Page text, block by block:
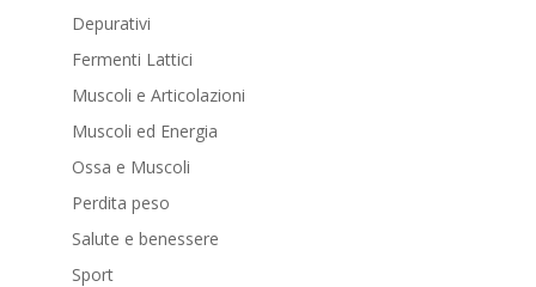
Depurativi
Fermenti Lattici
Muscoli e Articolazioni
Muscoli ed Energia
Ossa e Muscoli
Perdita peso
Salute e benessere
Sport